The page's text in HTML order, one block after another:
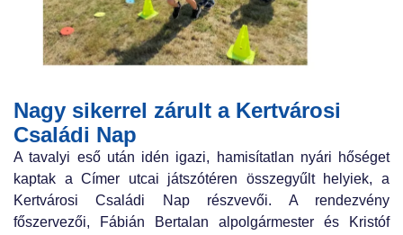
Nagy sikerrel zárult a Kertvárosi
Családi Nap
A tavalyi eső után idén igazi, hamisítatlan nyári hőséget
kaptak a Címer utcai játszótéren összegyűlt helyiek, a
Kertvárosi Családi Nap részvevői. A rendezvény
főszervezői, Fábián Bertalan alpolgármester és Kristóf